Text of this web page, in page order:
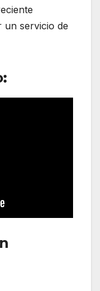
un servicio de